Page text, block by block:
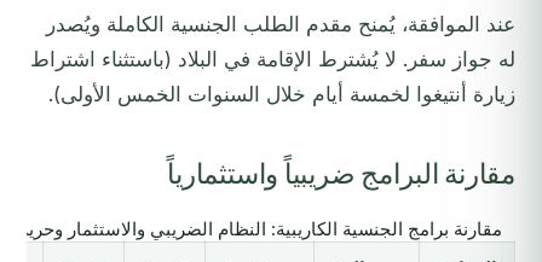
عند الموافقة، يُمنح مقدم الطلب الجنسية الكاملة ويُصدر
له جواز سفر. لا يُشترط الإقامة في البلاد (باستثناء اشتراط
زيارة أنتيغوا لخمسة أيام خلال السنوات الخمس الأولى).
مقارنة البرامج ضريبياً واستثمارياً
مقارنة برامج الجنسية الكاريبية: النظام الضريبي والاستثمار وحرية التنقل